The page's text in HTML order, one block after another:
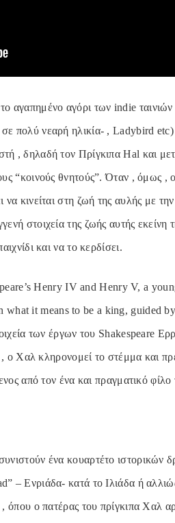
το αγαπημένο αγόρι των indie
πολύ νεαρή ηλικία- , Ladybird etc)
, δηλαδή τον Πρίγκιπα Hal και
“κοινούς θνητούς”. Όταν , όμως ,
κινείται στη ζωή της αυλής με την
στοιχεία της ζωής αυτής
και να το κερδίσει.
Henry IV and Henry V, a
what it means to be a king, guided
των έργων του Shakespeare
ο Χαλ κληρονομεί το στέμμα και
από τον ένα και πραγματικό
ένα κουαρτέτο ιστορικών
– Ενριάδα- κατά το Ιλιάδα ή
ο πατέρας του πρίγκιπα Χαλ